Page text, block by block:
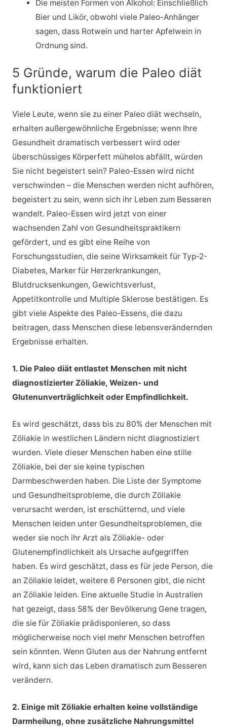
Die meisten Formen von Alkohol: Einschließlich
Bier und Likör, obwohl viele Paleo-Anhänger
sagen, dass Rotwein und harter Apfelwein in
Ordnung sind.
5 Gründe, warum die Paleo diät
funktioniert
Viele Leute, wenn sie zu einer Paleo diät wechseln,
erhalten außergewöhnliche Ergebnisse; wenn Ihre
Gesundheit dramatisch verbessert wird oder
überschüssiges Körperfett mühelos abfällt, würden
Sie nicht begeistert sein? Paleo-Essen wird nicht
verschwinden – die Menschen werden nicht aufhören,
begeistert zu sein, wenn sich ihr Leben zum Besseren
wandelt. Paleo-Essen wird jetzt von einer
wachsenden Zahl von Gesundheitspraktikern
gefördert, und es gibt eine Reihe von
Forschungsstudien, die seine Wirksamkeit für Typ-2-
Diabetes, Marker für Herzerkrankungen,
Blutdrucksenkungen, Gewichtsverlust,
Appetitkontrolle und Multiple Sklerose bestätigen. Es
gibt viele Aspekte des Paleo-Essens, die dazu
beitragen, dass Menschen diese lebensverändernden
Ergebnisse erhalten.
1. Die Paleo diät entlastet Menschen mit nicht
diagnostizierter Zöliakie, Weizen- und
Glutenunverträglichkeit oder Empfindlichkeit.
Es wird geschätzt, dass bis zu 80% der Menschen mit
Zöliakie in westlichen Ländern nicht diagnostiziert
wurden. Viele dieser Menschen haben eine stille
Zöliakie, bei der sie keine typischen
Darmbeschwerden haben. Die Liste der Symptome
und Gesundheitsprobleme, die durch Zöliakie
verursacht werden, ist erschütternd, und viele
Menschen leiden unter Gesundheitsproblemen, die
weder sie noch ihr Arzt als Zöliakie- oder
Glutenempfindlichkeit als Ursache aufgegriffen
haben. Es wird geschätzt, dass es für jede Person, die
an Zöliakie leidet, weitere 6 Personen gibt, die nicht
an Zöliakie leiden. Eine aktuelle Studie in Australien
hat gezeigt, dass 58% der Bevölkerung Gene tragen,
die sie für Zöliakie prädisponieren, so dass
möglicherweise noch viel mehr Menschen betroffen
sein könnten. Wenn Gluten aus der Nahrung entfernt
wird, kann sich das Leben dramatisch zum Besseren
verändern.
2. Einige mit Zöliakie erhalten keine vollständige
Darmheilung, ohne zusätzliche Nahrungsmittel